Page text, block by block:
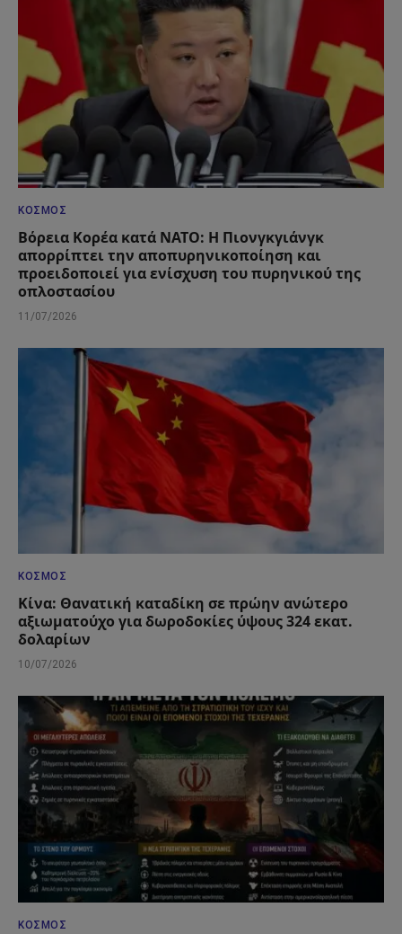
ΚΌΣΜΟΣ
Βόρεια Κορέα κατά ΝΑΤΟ: Η Πιονγκγιάνγκ
απορρίπτει την αποπυρηνικοποίηση και
προειδοποιεί για ενίσχυση του πυρηνικού της
οπλοστασίου
11/07/2026
ΚΌΣΜΟΣ
Κίνα: Θανατική καταδίκη σε πρώην ανώτερο
αξιωματούχο για δωροδοκίες ύψους 324 εκατ.
δολαρίων
10/07/2026
ΚΌΣΜΟΣ